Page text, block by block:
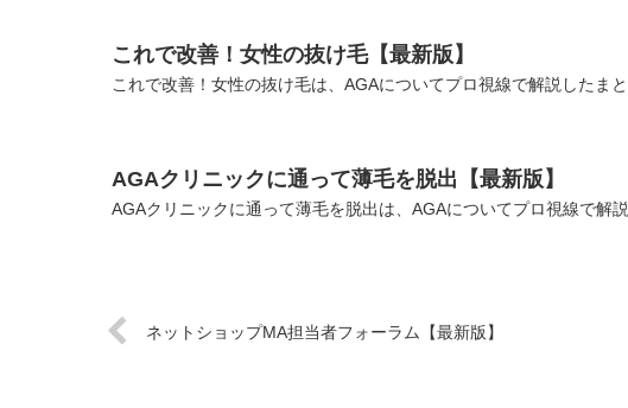
これで改善！女性の抜け毛【最新版】
これで改善！女性の抜け毛は、AGAについてプロ視線で解説した
AGAクリニックに通って薄毛を脱出【最新版】
AGAクリニックに通って薄毛を脱出は、AGAについてプロ視線で
ネットショップMA担当者フォーラム【最新版】